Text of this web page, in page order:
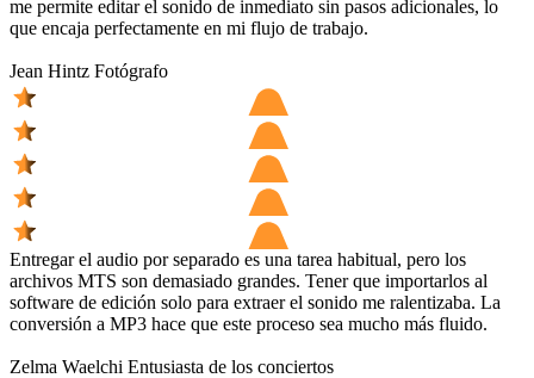
me permite editar el sonido de inmediato sin pasos adicionales, lo
que encaja perfectamente en mi flujo de trabajo.
Jean Hintz Fotógrafo
Entregar el audio por separado es una tarea habitual, pero los
archivos MTS son demasiado grandes. Tener que importarlos al
software de edición solo para extraer el sonido me ralentizaba. La
conversión a MP3 hace que este proceso sea mucho más fluido.
Zelma Waelchi Entusiasta de los conciertos